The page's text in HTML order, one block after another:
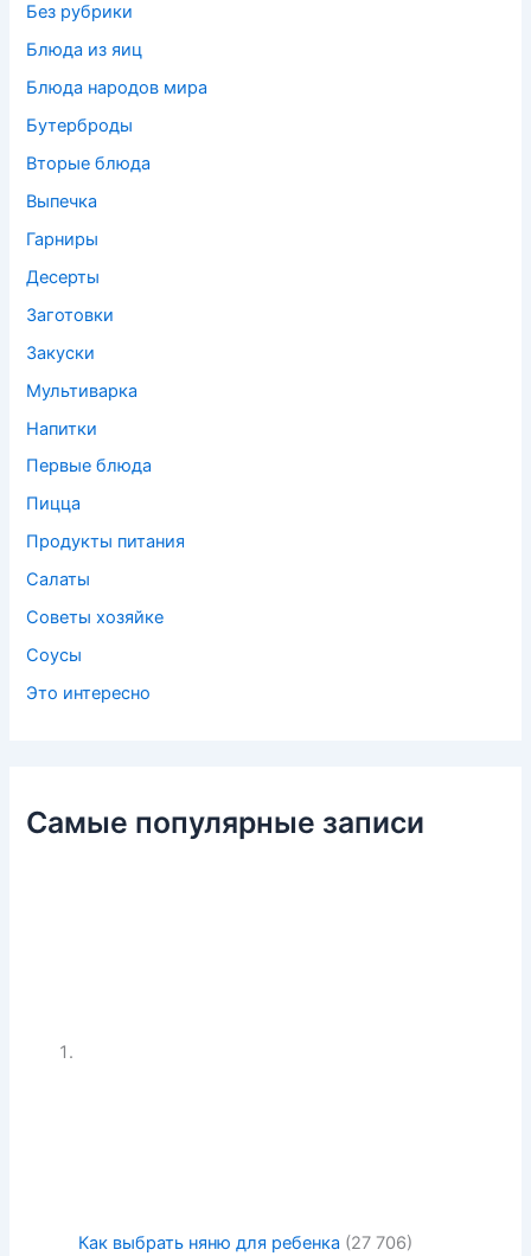
Без рубрики
Блюда из яиц
Блюда народов мира
Бутерброды
Вторые блюда
Выпечка
Гарниры
Десерты
Заготовки
Закуски
Мультиварка
Напитки
Первые блюда
Пицца
Продукты питания
Салаты
Советы хозяйке
Соусы
Это интересно
Самые популярные записи
Как выбрать няню для ребенка (27 706)